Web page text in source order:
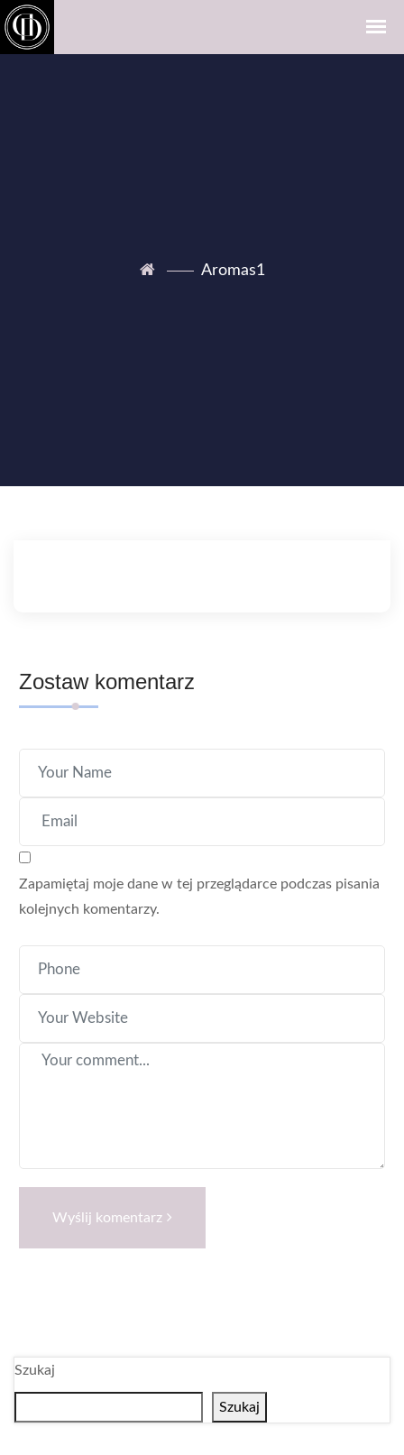
Aromas1
Zostaw komentarz
Zapamiętaj moje dane w tej przeglądarce podczas pisania
kolejnych komentarzy.
Wyślij komentarz
Szukaj
Szukaj